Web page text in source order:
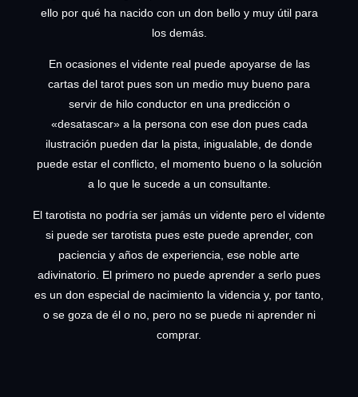
ello por qué ha nacido con un don bello y muy útil para
los demás.
En ocasiones el vidente real puede apoyarse de las
cartas del tarot pues son un medio muy bueno para
servir de hilo conductor en una predicción o
«desatascar» a la persona con ese don pues cada
ilustración pueden dar la pista, inigualable, de donde
puede estar el conflicto, el momento bueno o la solución
a lo que le sucede a un consultante.
El tarotista no podría ser jamás un vidente pero el vidente
si puede ser tarotista pues este puede aprender, con
paciencia y años de experiencia, ese noble arte
adivinatorio. El primero no puede aprender a serlo pues
es un don especial de nacimiento la videncia y, por tanto,
o se goza de él o no, pero no se puede ni aprender ni
comprar.